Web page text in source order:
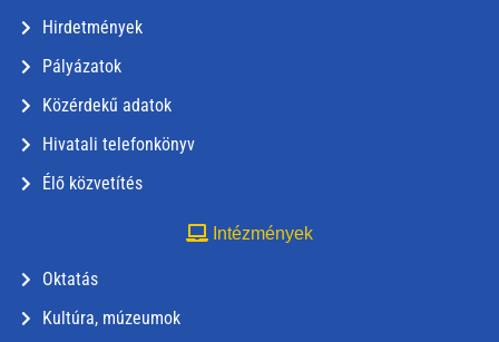
Hirdetmények
Pályázatok
Közérdekű adatok
Hivatali telefonkönyv
Élő közvetítés
Intézmények
Oktatás
Kultúra, múzeumok